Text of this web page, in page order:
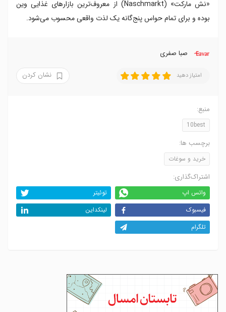
«نش مارکت» (Naschmarkt) از معروف‌ترین بازارهای غذایی وین
بوده و برای تمام حواس پنج‌گانه یک لذت واقعی محسوب می‌شود.
صبا صفری
امتیاز دهید نشان کردن
منبع:
10best
برچسب ها:
خرید و سوغات
اشتراک‌گذاری:
واتس اپ
توئیتر
فیسبوک
لینکداین
تلگرام